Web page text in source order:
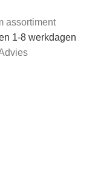
assortiment
1-8 werkdagen